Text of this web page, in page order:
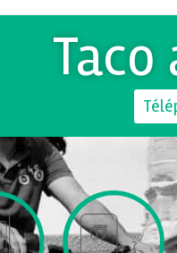
Taco